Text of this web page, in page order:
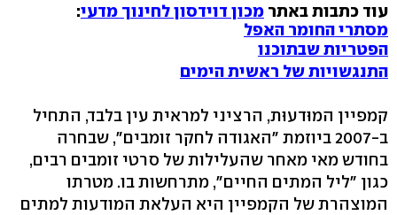
עוד כתבות באתר מכון דוידסון לחינוך מדעי:
מסתרי החומר האפל
הפטריות שבתוכנו
התנגשויות של ראשית הימים
קמפיין המוּדעוּת, הרציני למראית עין בלבד, התחיל
ב-2007 ביוזמת "האגודה לחקר זומבים", שבחרה
בחודש מאי מאחר שהעלילות של סרטי זומבים רבים,
כגון "ליל המתים החיים", מתרחשות בו. מטרתו
המוצהרת של הקמפיין היא העלאת המודעות למתים